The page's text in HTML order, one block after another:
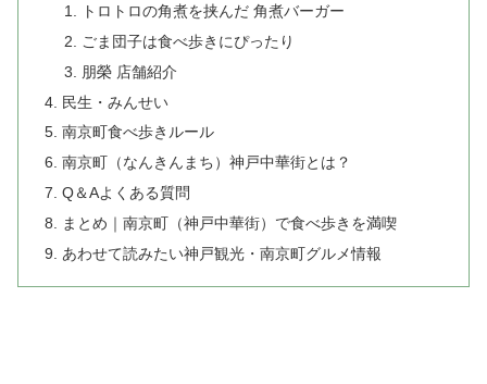
トロトロの角煮を挟んだ 角煮バーガー
ごま団子は食べ歩きにぴったり
朋榮 店舗紹介
民生・みんせい
南京町食べ歩きルール
南京町（なんきんまち）神戸中華街とは？
Q＆Aよくある質問
まとめ｜南京町（神戸中華街）で食べ歩きを満喫
あわせて読みたい神戸観光・南京町グルメ情報